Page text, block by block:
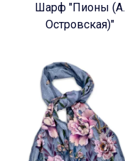
Шарф "Пионы (А.
Островская)"